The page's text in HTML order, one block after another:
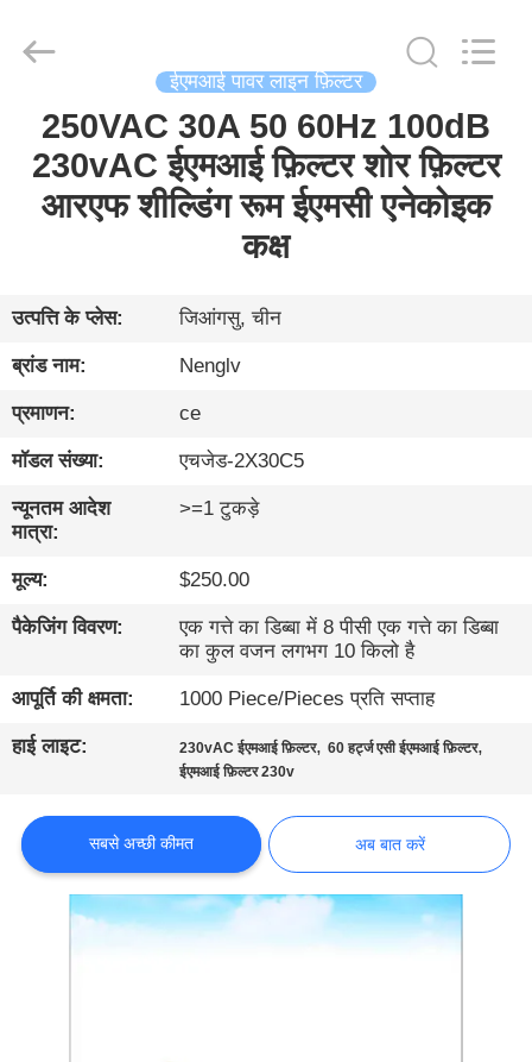
उत्पादों
बारे
में
फ़ैक्टरी
दौरा
गुणवत्ता
नियंत्रण
संपर्क
करें
समाचार
साइटमैप
ईएमआई पावर लाइन फ़िल्टर
250VAC 30A 50 60Hz 100dB
230vAC ईएमआई फ़िल्टर शोर फ़िल्टर
आरएफ शील्डिंग रूम ईएमसी एनेकोइक
कक्ष
उत्पत्ति के प्लेस: जिआंगसु, चीन
ब्रांड नाम: Nenglv
प्रमाणन: ce
मॉडल संख्या: एचजेड-2X30C5
न्यूनतम आदेश
मात्रा:
>=1 टुकड़े
मूल्य: $250.00
पैकेजिंग विवरण:
एक गत्ते का डिब्बा में 8 पीसी एक गत्ते का डिब्बा
का कुल वजन लगभग 10 किलो है
आपूर्ति की क्षमता: 1000 Piece/Pieces प्रति सप्ताह
हाई लाइट: 230vAC ईएमआई फ़िल्टर,60 हर्ट्ज एसी ईएमआई फ़िल्टर,
ईएमआई फ़िल्टर 230v
सबसे अच्छी कीमत अब बात करें